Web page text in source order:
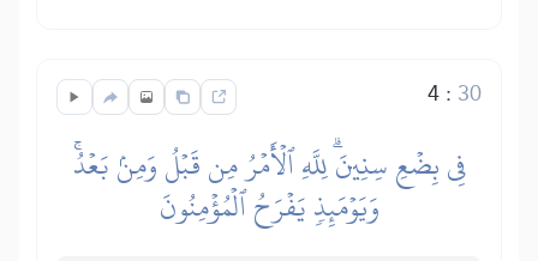
4: 30
فِي بِضۡعِ سِنِينَۗ لِلَّهِ ٱلۡأَمۡرُ مِن قَبۡلُ وَمِنۢ بَعۡدُۚ
وَيَوۡمَئِذٖ يَفۡرَحُ ٱلۡمُؤۡمِنُونَ